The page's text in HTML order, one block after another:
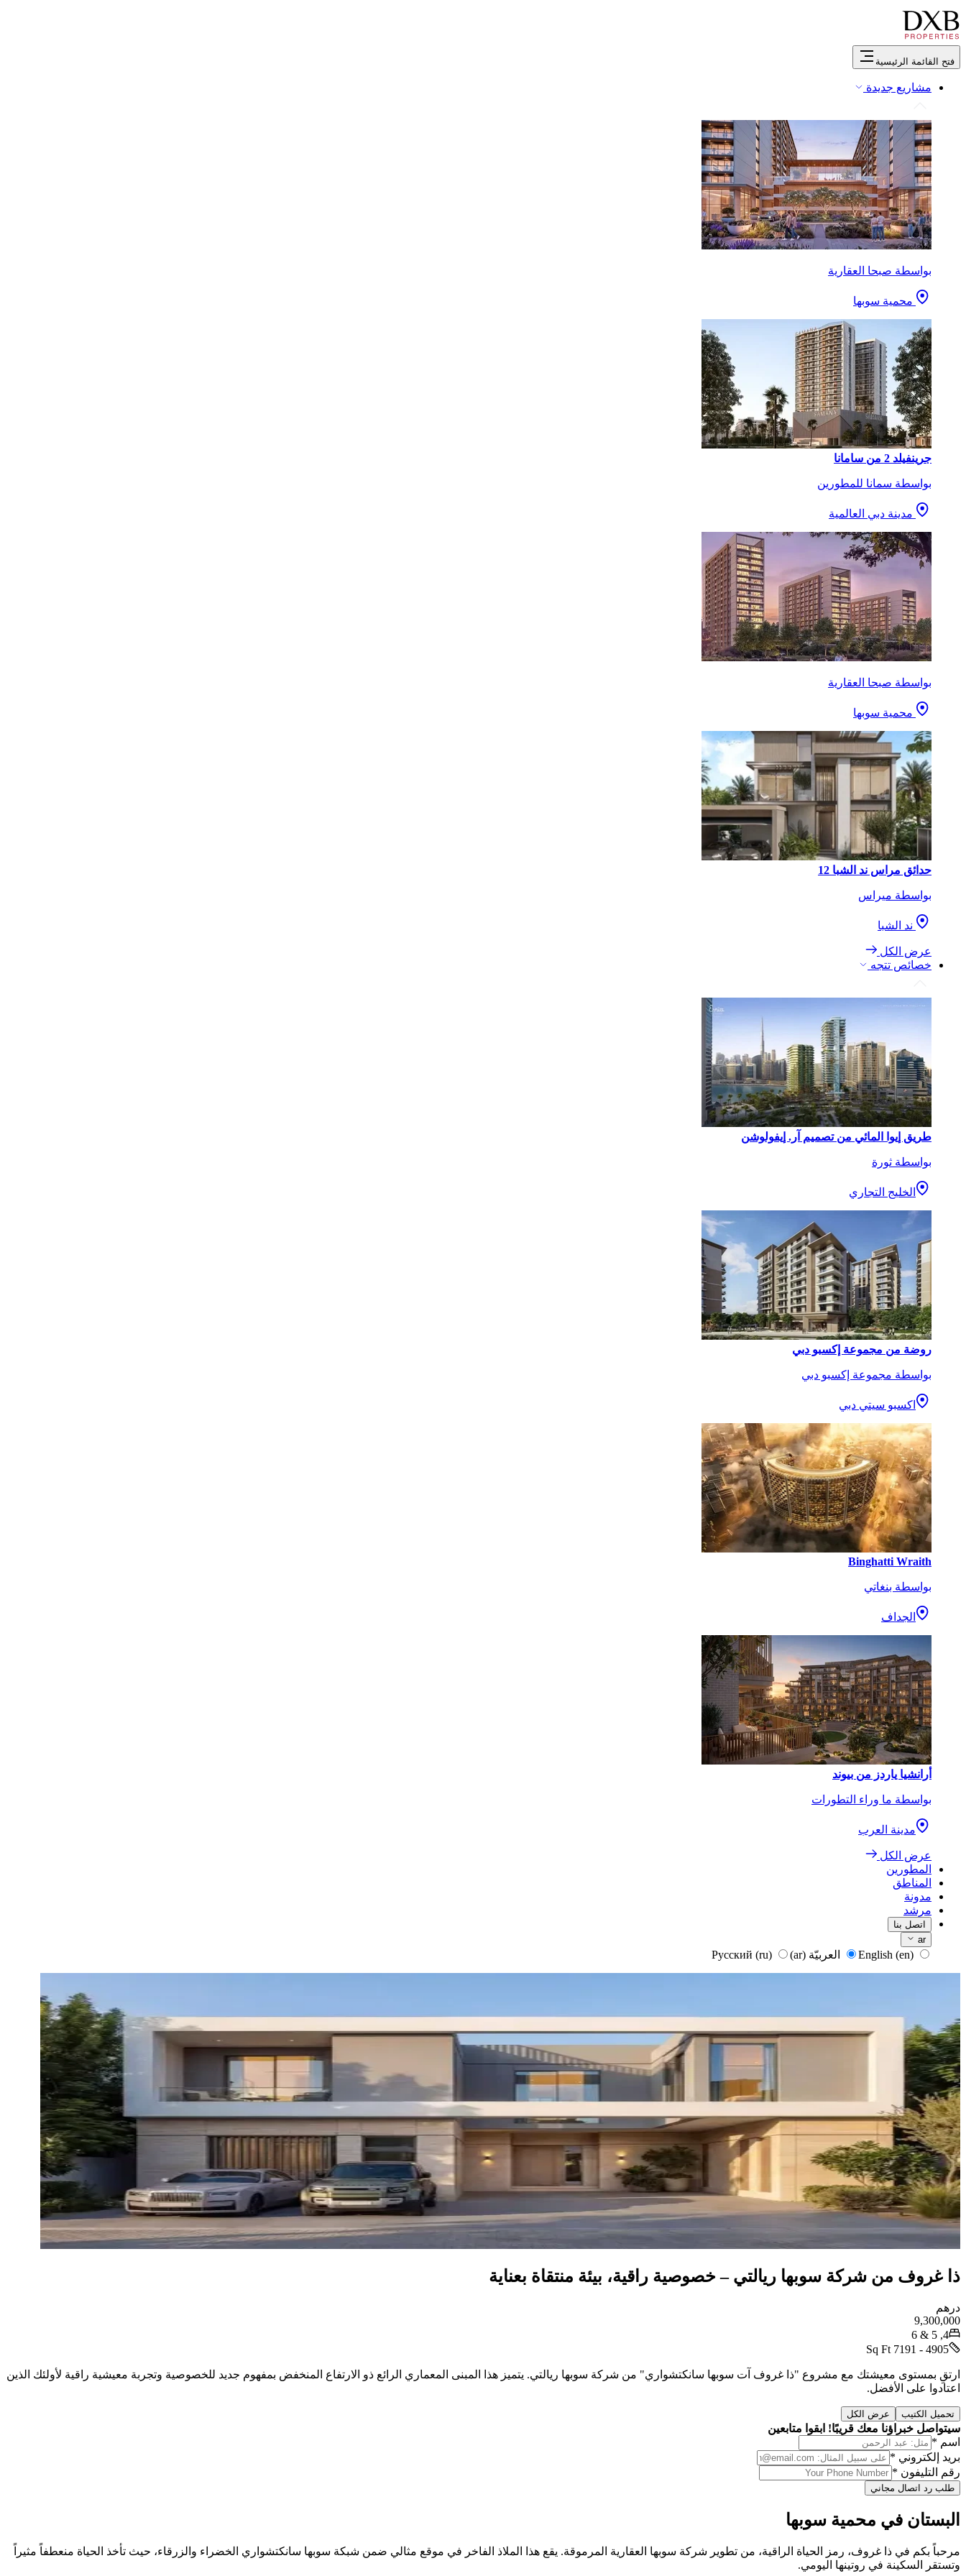
فتح القائمة الرئيسية
مشاريع جديدة
بواسطة صبحا العقارية
محمية سوبها
جرينفيلد 2 من سامانا
بواسطة سمانا للمطورين
مدينة دبي العالمية
بواسطة صبحا العقارية
محمية سوبها
حدائق مراس ند الشبا 12
بواسطة ميراس
ند الشبا
عرض الكل
خصائص تتجه
طريق إيوا المائي من تصميم آر. إيفولوشن
بواسطة ثورة
الخليج التجاري
روضة من مجموعة إكسبو دبي
بواسطة مجموعة إكسبو دبي
اكسبو سيتي دبي
Binghatti Wraith
بواسطة بنغاتي
الجداف
أرانشيا ياردز من بيوند
بواسطة ما وراء التطورات
مدينة العرب
عرض الكل
المطورين
المناطق
مدونة
مرشد
اتصل بنا
ar
(en) العربيّة (ar)
(ru)
ذا غروف من شركة سوبها ريالتي – خصوصية راقية، بيئة منتقاة بعناية
درهم
9,300,000
4, 5 & 6
4905 - 7191 Sq Ft
ارتقِ بمستوى معيشتك مع مشروع "ذا غروف آت سوبها سانكتشواري" من شركة سوبها ريالتي. يتميز هذا المبنى المعماري الرائع ذو الارتفاع المنخفض بمفهوم جديد للخصوصية وتجربة معيشية راقية لأولئك الذين
اعتادوا على الأفضل.
تحميل الكتيب عرض الكل
سيتواصل خبراؤنا معك قريبًا! ابقوا متابعين
اسم *
بريد إلكتروني *
رقم التليفون *
طلب رد اتصال مجاني
البستان في محمية سوبها
مرحباً بكم في ذا غروف، رمز الحياة الراقية، من تطوير شركة سوبها العقارية المرموقة. يقع هذا الملاذ الفاخر في موقع مثالي ضمن شبكة سوبها سانكتشواري الخضراء والزرقاء، حيث تأخذ الحياة منعطفاً مثيراً
وتستقر السكينة في روتينها اليومي.